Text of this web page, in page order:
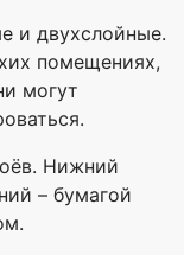
и двухслойные.
помещениях,
могут
Нижний
– бумагой